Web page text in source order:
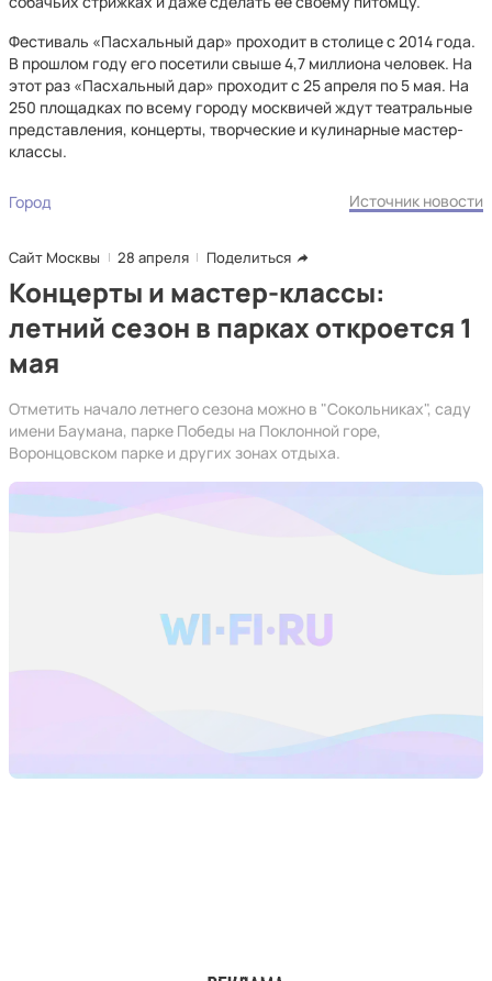
Фестиваль «Пасхальный дар» проходит в столице с 2014 года.
В прошлом году его посетили свыше 4,7 миллиона человек. На
этот раз «Пасхальный дар» проходит с 25 апреля по 5 мая. На
250 площадках по всему городу москвичей ждут театральные
представления, концерты, творческие и кулинарные мастер-
классы.
Город Источник новости
Сайт Москвы 28 апреля Поделиться
Концерты и мастер-классы:
летний сезон в парках откроется 1
мая
Отметить начало летнего сезона можно в "Сокольниках", саду
имени Баумана, парке Победы на Поклонной горе,
Воронцовском парке и других зонах отдыха.